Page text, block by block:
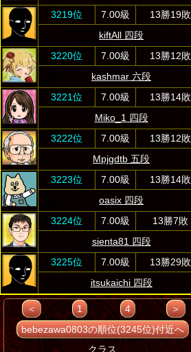
3219位
7.00級
13勝19敗
kiftAll 四段
3220位
7.00級
13勝12敗
kashmar 六段
3221位
7.00級
13勝14敗
Miko_1 四段
3222位
7.00級
13勝12敗
Mpjgdtb 五段
3223位
7.00級
13勝14敗
oasix 四段
3224位
7.00級
13勝7敗
sienta81 四段
3225位
7.00級
13勝29敗
itsukaichi 四段
＜ 1 4
＞
bebezawa0803の順位(3245位)付近へ
クラス